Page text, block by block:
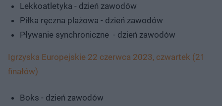
Lekkoatletyka - dzień zawodów
Piłka ręczna plażowa - dzień zawodów
Pływanie synchroniczne - dzień zawodów
Igrzyska Europejskie 22 czerwca 2023, czwartek (21
finałów)
Boks - dzień zawodów